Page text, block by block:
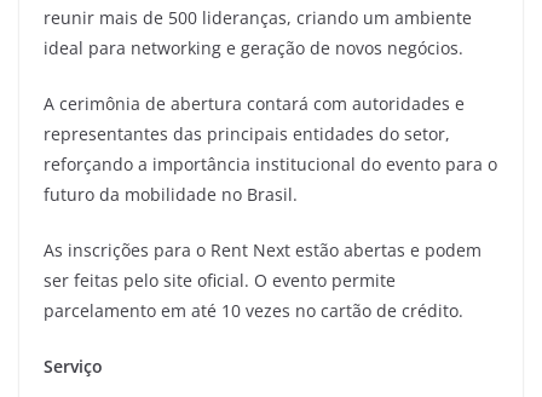
reunir mais de 500 lideranças, criando um ambiente
ideal para networking e geração de novos negócios.
A cerimônia de abertura contará com autoridades e
representantes das principais entidades do setor,
reforçando a importância institucional do evento para o
futuro da mobilidade no Brasil.
As inscrições para o Rent Next estão abertas e podem
ser feitas pelo site oficial. O evento permite
parcelamento em até 10 vezes no cartão de crédito.
Serviço